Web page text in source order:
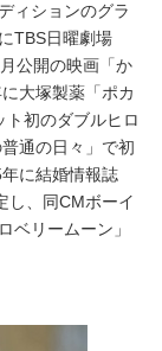
ィションのグラ
TBS日曜劇場
公開の映画「か
大塚製薬「ポカ
ト初のダブルヒロ
通の日々」で初
に結婚情報誌
し、同CMボーイ
ベリームーン」